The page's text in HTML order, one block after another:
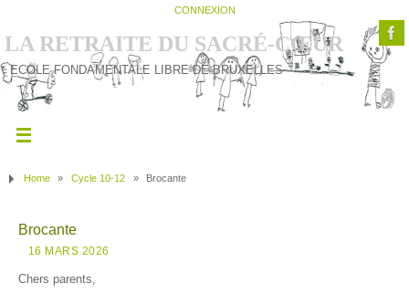
CONNEXION
LA RETRAITE DU SACRÉ-CŒUR
ECOLE FONDAMENTALE LIBRE DE BRUXELLES
Home » Cycle 10-12 » Brocante
Brocante
16 MARS 2026
Chers parents,